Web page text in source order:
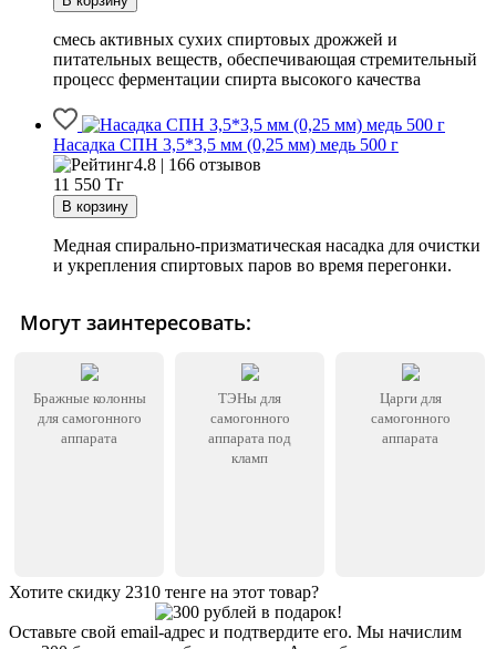
смесь активных сухих спиртовых дрожжей и
питательных веществ, обеспечивающая стремительный
процесс ферментации спирта высокого качества
Насадка СПН 3,5*3,5 мм (0,25 мм) медь 500 г
4.8 | 166 отзывов
11 550 Тг
Медная спирально-призматическая насадка для очистки
и укрепления спиртовых паров во время перегонки.
Могут заинтересовать:
Бражные колонны
для самогонного
аппарата
ТЭНы для
самогонного
аппарата под
кламп
Царги для
самогонного
аппарата
Хотите скидку 2310 тенге на этот товар?
Оставьте свой email-адрес и подтвердите его. Мы начислим